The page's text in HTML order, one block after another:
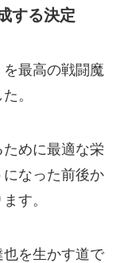
する決定
最高の戦闘魔
。
めに最適な栄
なった前後か
す。
を生かす道で